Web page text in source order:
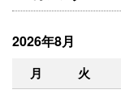
2026年8月
月 火